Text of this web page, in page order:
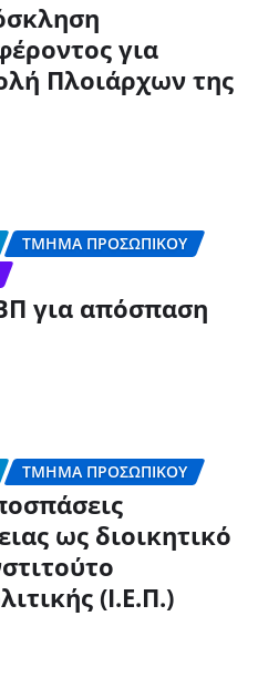
για
Πλοιάρχων της
ΤΜΉΜΑ ΠΡΟΣΩΠΙΚΟΎ
για απόσπαση
ΤΜΉΜΑ ΠΡΟΣΩΠΙΚΟΎ
ως διοικητικό
(Ι.Ε.Π.)